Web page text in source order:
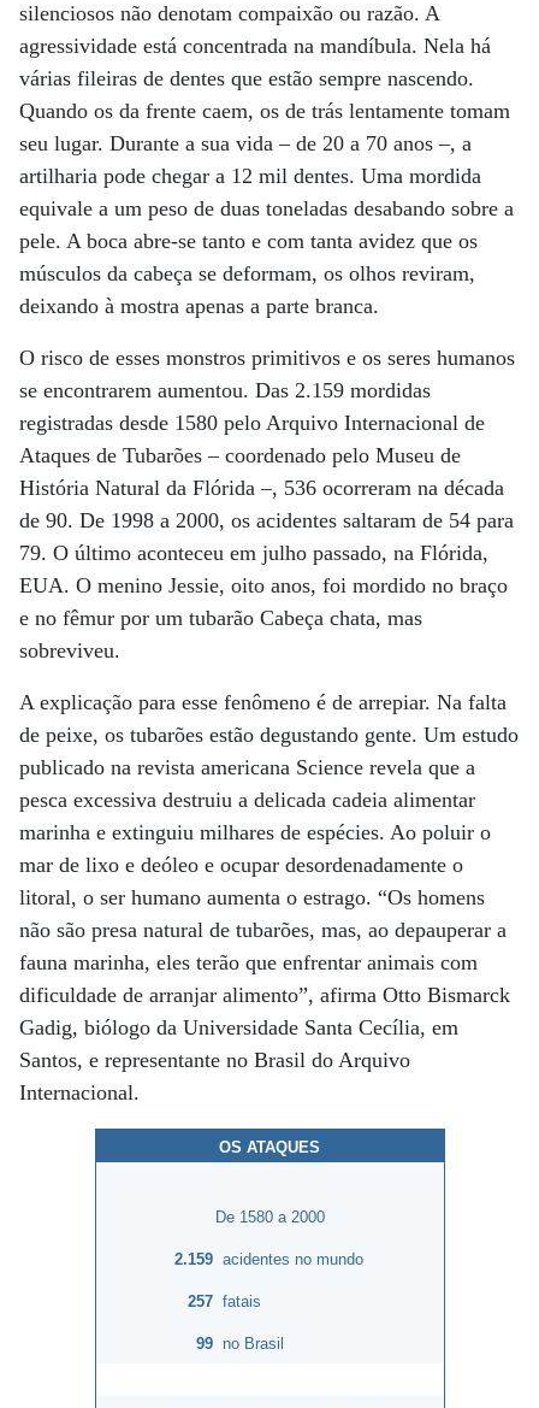
silenciosos não denotam compaixão ou razão. A
agressividade está concentrada na mandíbula. Nela há
várias fileiras de dentes que estão sempre nascendo.
Quando os da frente caem, os de trás lentamente tomam
seu lugar. Durante a sua vida – de 20 a 70 anos –, a
artilharia pode chegar a 12 mil dentes. Uma mordida
equivale a um peso de duas toneladas desabando sobre a
pele. A boca abre-se tanto e com tanta avidez que os
músculos da cabeça se deformam, os olhos reviram,
deixando à mostra apenas a parte branca.
O risco de esses monstros primitivos e os seres humanos
se encontrarem aumentou. Das 2.159 mordidas
registradas desde 1580 pelo Arquivo Internacional de
Ataques de Tubarões – coordenado pelo Museu de
História Natural da Flórida –, 536 ocorreram na década
de 90. De 1998 a 2000, os acidentes saltaram de 54 para
79. O último aconteceu em julho passado, na Flórida,
EUA. O menino Jessie, oito anos, foi mordido no braço
e no fêmur por um tubarão Cabeça chata, mas
sobreviveu.
A explicação para esse fenômeno é de arrepiar. Na falta
de peixe, os tubarões estão degustando gente. Um estudo
publicado na revista americana Science revela que a
pesca excessiva destruiu a delicada cadeia alimentar
marinha e extinguiu milhares de espécies. Ao poluir o
mar de lixo e deóleo e ocupar desordenadamente o
litoral, o ser humano aumenta o estrago. “Os homens
não são presa natural de tubarões, mas, ao depauperar a
fauna marinha, eles terão que enfrentar animais com
dificuldade de arranjar alimento”, afirma Otto Bismarck
Gadig, biólogo da Universidade Santa Cecília, em
Santos, e representante no Brasil do Arquivo
Internacional.
OS ATAQUES
De 1580 a 2000
2.159 acidentes no mundo
257 fatais
99 no Brasil